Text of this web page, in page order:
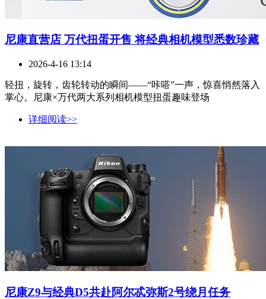
尼康直营店 万代扭蛋开售 将经典相机模型悉数珍藏
2026-4-16 13:14
轻扭，旋转，齿轮转动的瞬间——“咔嗒”一声，惊喜悄然落入
掌心。尼康×万代两大系列相机模型扭蛋趣味登场
详细阅读>>
尼康Z9与经典D5共赴阿尔忒弥斯2号绕月任务